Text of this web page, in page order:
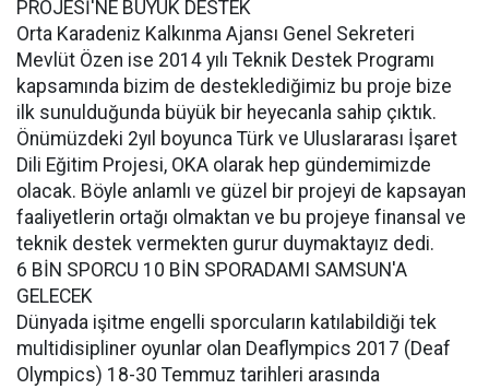
PROJESİ'NE BÜYÜK DESTEK
Orta Karadeniz Kalkınma Ajansı Genel Sekreteri
Mevlüt Özen ise 2014 yılı Teknik Destek Programı
kapsamında bizim de desteklediğimiz bu proje bize
ilk sunulduğunda büyük bir heyecanla sahip çıktık.
Önümüzdeki 2yıl boyunca Türk ve Uluslararası İşaret
Dili Eğitim Projesi, OKA olarak hep gündemimizde
olacak. Böyle anlamlı ve güzel bir projeyi de kapsayan
faaliyetlerin ortağı olmaktan ve bu projeye finansal ve
teknik destek vermekten gurur duymaktayız dedi.
6 BİN SPORCU 10 BİN SPORADAMI SAMSUN'A
GELECEK
Dünyada işitme engelli sporcuların katılabildiği tek
multidisipliner oyunlar olan Deaflympics 2017 (Deaf
Olympics) 18-30 Temmuz tarihleri arasında